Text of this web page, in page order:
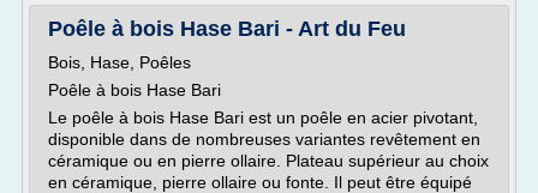
Poêle à bois Hase Bari - Art du Feu
Bois, Hase, Poêles
Poêle à bois Hase Bari
Le poêle à bois Hase Bari est un poêle en acier pivotant,
disponible dans de nombreuses variantes revêtement en
céramique ou en pierre ollaire. Plateau supérieur au choix
en céramique, pierre ollaire ou fonte. Il peut être équipé